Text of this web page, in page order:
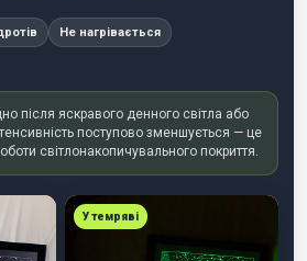
Не нагрівається
після яскравого денного світла або
поступово зменшується — це
світлонакопичувального покриття.
У темряві